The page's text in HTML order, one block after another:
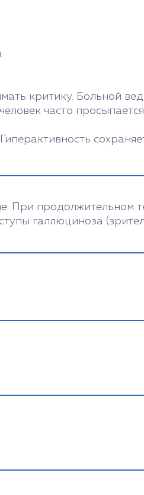
критику. Больной
часто
При продолжительном
галлюциноза
личности. При
этого, пациент
бредовый образ и
стиля общения и